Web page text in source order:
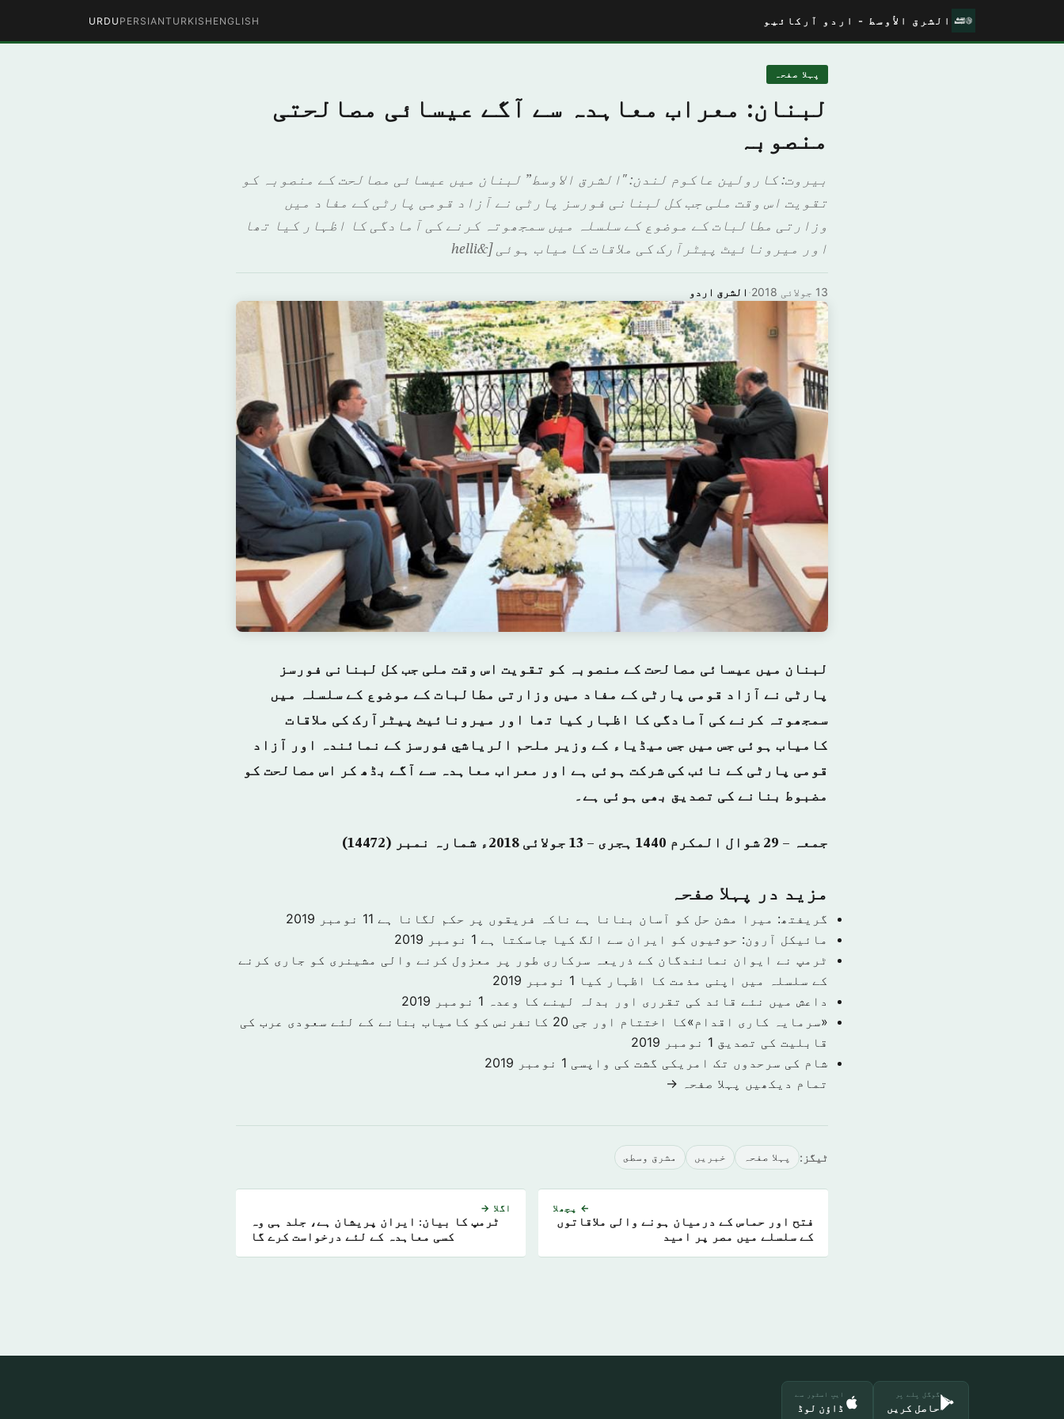
الشرق الأوسط - اردو آرکائیو ENGLISH
TURKISH
PERSIAN
URDU
پہلا صفحہ
لبنان: معراب معاہدہ سے آگے عیسائی مصالحتی
منصوبہ
بيروت: كارولين عاكوم لندن: "الشرق الاوسط” لبنان میں عیسائی مصالحت کے منصوبہ کو
تقویت اس وقت ملی جب کل لبنانی فورسز پارٹی نے آزاد قومی پارٹی کے مفاد میں
وزارتی مطالبات کے موضوع کے سلسلہ میں سمجھوتہ کرنے کی آمادگی کا اظہار کیا تھا
اور میرونائیٹ پیٹرآرک کی ملاقات کامیاب ہوئی [&helli
الشرق اردو · 13 جولائی 2018
لبنان میں عیسائی مصالحت کے منصوبہ کو تقویت اس وقت ملی جب کل لبنانی فورسز
پارٹی نے آزاد قومی پارٹی کے مفاد میں وزارتی مطالبات کے موضوع کے سلسلہ میں
سمجھوتہ کرنے کی آمادگی کا اظہار کیا تھا اور میرونائیٹ پیٹرآرک کی ملاقات
کامیاب ہوئی جس میں جس میڈیاء کے وزیر ملحم الرياشي فورسز کے نمائندہ اور آزاد
قومی پارٹی کے نائب کی شرکت ہوئی ہے اور معراب معاہدہ سے آگے بڈھ کر اس مصالحت کو
مضبوط بنانے کی تصدیق بھی ہوئی ہے۔
جمعہ – 29 شوال المکرم 1440 ہجری – 13 جولائی 2018ء شمارہ نمبر (14472)
مزید در پہلا صفحہ
گریفتھ: میرا مشن حل کو آسان بنانا ہے ناکہ فریقوں پر حکم لگانا ہے 11 نومبر 2019
مائیکل آرون: حوثیوں کو ایران سے الگ کیا جاسکتا ہے 1 نومبر 2019
ٹرمپ نے ایوان نمائندگان کے ذریعہ سرکاری طور پر معزول کرنے والی مشینری کو جاری کرنے
کے سلسلہ میں اپنی مذمت کا اظہار کیا 1 نومبر 2019
داعش میں نئے قائد کی تقرری اور بدلہ لینے کا وعدہ
1 نومبر 2019
«سرمایہ کاری اقدام»کا اختتام اور جی 20 کانفرنس کو کامیاب بنانے کے لئے سعودی عرب کی
قابلیت کی تصدیق 1 نومبر 2019
شام کی سرحدوں تک امریکی گشت کی واپسی 1 نومبر 2019
تمام دیکھیں پہلا صفحہ →
ٹیگز: پہلا صفحہ خبريں مشرق وسطى
← پچھلا
فتح اور حماس کے درمیان ہونے والی ملاقاتوں
کے سلسلے میں مصر پر امید
اگلا →
ٹرمپ کا بیان: ایران پریشان ہے، جلد ہی وہ
کسی معاہدہ کے لئے درخواست کرے گا
گوگل پلے پر
حاصل کریں
ایپ اسٹور سے
ڈاؤن لوڈ